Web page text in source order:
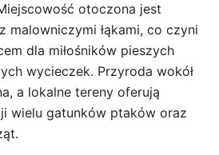
otoczona jest
malowniczymi łąkami, co czyni
dla miłośników pieszych
wycieczek. Przyroda wokół
a lokalne tereny oferują
wielu gatunków ptaków oraz